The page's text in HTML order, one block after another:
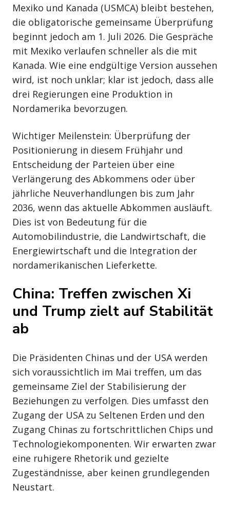
Mexiko und Kanada (USMCA) bleibt bestehen,
die obligatorische gemeinsame Überprüfung
beginnt jedoch am 1. Juli 2026. Die Gespräche
mit Mexiko verlaufen schneller als die mit
Kanada. Wie eine endgültige Version aussehen
wird, ist noch unklar; klar ist jedoch, dass alle
drei Regierungen eine Produktion in
Nordamerika bevorzugen.
Wichtiger Meilenstein: Überprüfung der
Positionierung in diesem Frühjahr und
Entscheidung der Parteien über eine
Verlängerung des Abkommens oder über
jährliche Neuverhandlungen bis zum Jahr
2036, wenn das aktuelle Abkommen ausläuft.
Dies ist von Bedeutung für die
Automobilindustrie, die Landwirtschaft, die
Energiewirtschaft und die Integration der
nordamerikanischen Lieferkette.
China: Treffen zwischen Xi
und Trump zielt auf Stabilität
ab
Die Präsidenten Chinas und der USA werden
sich voraussichtlich im Mai treffen, um das
gemeinsame Ziel der Stabilisierung der
Beziehungen zu verfolgen. Dies umfasst den
Zugang der USA zu Seltenen Erden und den
Zugang Chinas zu fortschrittlichen Chips und
Technologiekomponenten. Wir erwarten zwar
eine ruhigere Rhetorik und gezielte
Zugeständnisse, aber keinen grundlegenden
Neustart.